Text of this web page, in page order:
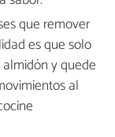
que remover
es que solo
y quede
al